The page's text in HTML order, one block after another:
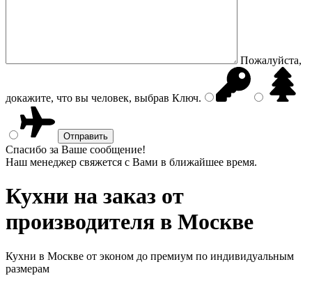
Пожалуйста,
докажите, что вы человек, выбрав Ключ.
Спасибо за Ваше сообщение!
Наш менеджер свяжется с Вами в ближайшее время.
Кухни на заказ от
производителя в Москве
Кухни в Москве от эконом до премиум по индивидуальным
размерам